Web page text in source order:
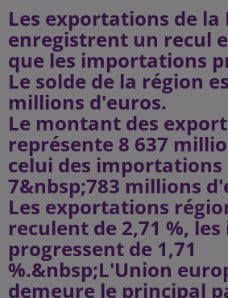
Les exportations de la
enregistrent un recul
que les importations
Le solde de la région
millions d'euros.
Le montant des
représente 8 637
celui des
7&nbsp;783 millions
Les exportations
reculent de 2,71 %,
progressent de 1,71
%.&nbsp;L'Union
demeure le principal